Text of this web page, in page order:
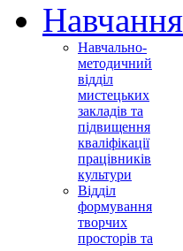
Навчально-
методичний
відділ
мистецьких
закладів та
підвищення
кваліфікації
працівників
культури
Відділ
формування
творчих
просторів та